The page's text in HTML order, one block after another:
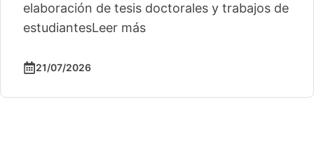
elaboración de tesis doctorales y trabajos de
estudiantesLeer más
21/07/2026